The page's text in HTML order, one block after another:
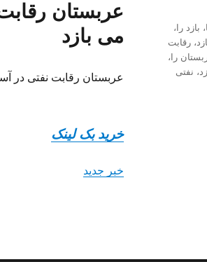
عربستان
می بازد
عربستان رقابت نفتی در
خرید بک لینک
خبر جدید
، بازد را ،
،رقابت
را ،
، نفتی